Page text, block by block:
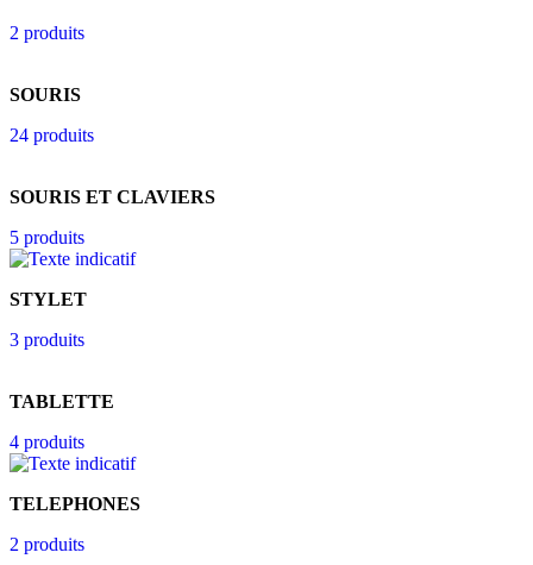
2 produits
SOURIS
24 produits
SOURIS ET CLAVIERS
5 produits
STYLET
3 produits
TABLETTE
4 produits
TELEPHONES
2 produits